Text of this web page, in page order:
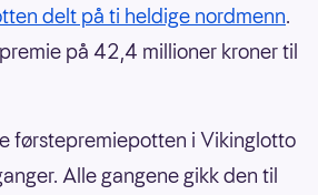
delt på ti heldige nordmenn.
på 42,4 millioner kroner til
førstepremiepotten i Vikinglotto
Alle gangene gikk den til